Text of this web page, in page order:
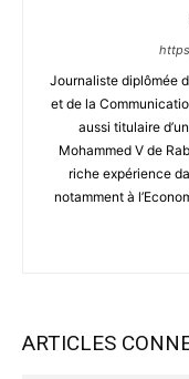
Journaliste diplômée
et de la
aussi titulaire
Mohammed V de
riche expérience
notamment à
ARTICLES